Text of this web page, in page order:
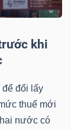
khi
để đổi lấy
thuế mới
nước có